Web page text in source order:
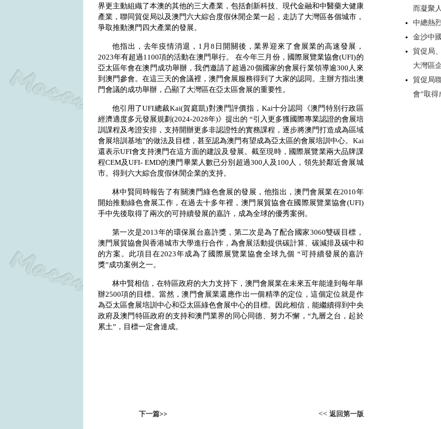
界更主動組織了本澳的其他的三大產業，包括創新科技、現代金融和中醫藥大健康
產業，聯同貿促局以及澳門六大綜合度假休閒企業一起，走訪了大灣區各個城市，
爭取推動澳門四大產業的發展。
他指出，去年疫情消退， 1 月 8 日開關後，業界迎來了會展業的高速發展，
2023年有超過1100項的活動在澳門舉行。 在今年三月份，國際展覽業協會(UFI)的
亞太區年會在澳門成功舉辦，我們邀請了超過20個國家的會展行業領導逾300 人來
到澳門參會。在這三天的會議裡，澳門會展服務得到了大家的認同。主辦方指出澳
門會議的成功舉辦，凸顯了大灣區在亞太區會展的重要性。
他引用了UFI總裁Kai(賀庭凱)對澳門評價指， Kai十分認同《澳門特別行政區
經濟適度多元發展規劃(2024-2028年)》提出的 “引入更多獲國際專業認證的會展培
訓課程及考證安排，支持開辦更多非認證性的實務課程，逐步將澳門打造成為區域
會展培訓基地”的做法及目標，甚至認為澳門有望成為亞太區的會展培訓中心。 Kai
還表示UFI會支持澳門在這方面的建設及發展。截至現時，國際展覽業兩大品牌課
程CEM及UFI- EMD的澳門畢業人數已分別超過300 人及 100 人，領先於鄰近會展城
市。得到六大綜合度假休閒企業的支持。
林中賢同時報告了有關澳門綠色會展的發展，他指出，澳門會展業在2010年
開始推動綠色會展工作，在過去十多年裡，澳門展貿協會在國際展覽業協會(UFI)
手中先後取得了兩次的可持續發展的嘉許，成為全球的優秀案例。
第一次是2013年的環保展台嘉許獎，第二次是為了配合國家3060雙碳目標，
澳門展貿協會與香港城市大學進行合作，為會展活動提供碳計算、碳減排及碳中和
的方案。此項目在2023年成為了國際展覽業協會全球九個 “可持續發展的嘉許
獎”成功案例之一。
林中賢相信，在特區政府的大力支持下，澳門會展業在未來五年能達到每年舉
辦2500項的目標。當然，澳門會展業還應作出一個精準的定位，這個定位就是作
為亞太區會展培訓中心和亞太區綠色會展中心的目標。因此相信，能繼續得到中央
政府及澳門特區政府的支持和澳門業界的同心同德、努力不懈，“九層之台，起於
累土”，目標一定會達成。
下一篇>> << 返回第一版
而凝聚
中總熱
金沙中
貿促局
大灣區
貿促局
會”取